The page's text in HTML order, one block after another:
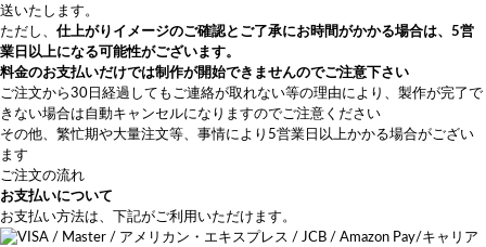
送いたします。
ただし、 仕上がりイメージのご確認とご了承にお時間がかかる場合は、5営
業日以上になる可能性がございます。
料金のお支払いだけでは制作が開始できませんのでご注意下さい
ご注文から30日経過してもご連絡が取れない等の理由により、製作が完了で
きない場合は自動キャンセルになりますのでご注意ください
その他、繁忙期や大量注文等、事情により5営業日以上かかる場合がござい
ます
ご注文の流れ
お支払いについて
お支払い方法は、下記がご利用いただけます。